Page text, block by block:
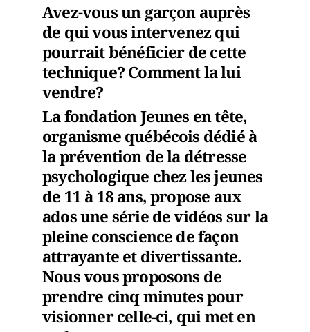
Avez-vous un garçon auprès
de qui vous intervenez qui
pourrait bénéficier de cette
technique? Comment la lui
vendre?
Lafondation Jeunes en tête,
organisme québécois dédié à
la prévention de la détresse
psychologique chez les jeunes
de 11 à 18 ans,propose aux
ados une série de vidéos sur la
pleine consciencede façon
attrayante et divertissante.
Nous vous proposons de
prendre cinq minutes pour
visionner celle-ci, qui met en